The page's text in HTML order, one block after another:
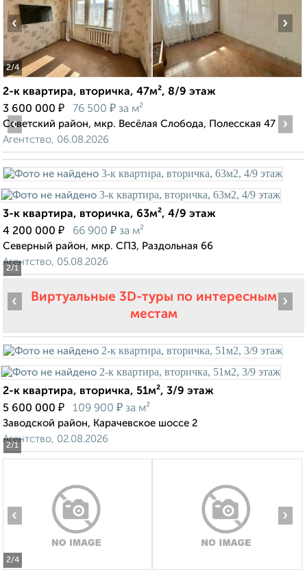
2/4
‹ ›
2-к квартира, вторичка, 47м², 8/9 этаж
3 600 000 ₽ 76 500 ₽ за м²
Советский район, мкр. Весёлая Слобода, Полесская 47
Агентство, 06.08.2026
2/1
‹ ›
3-к квартира, вторичка, 63м², 4/9 этаж
4 200 000 ₽ 66 900 ₽ за м²
Северный район, мкр. СПЗ, Раздольная 66
Агентство, 05.08.2026
Виртуальные 3D-туры по интересным
местам
2/1
‹ ›
2-к квартира, вторичка, 51м², 3/9 этаж
5 600 000 ₽ 109 900 ₽ за м²
Заводской район, Карачевское шоссе 2
Агентство, 02.08.2026
2/4
‹ ›